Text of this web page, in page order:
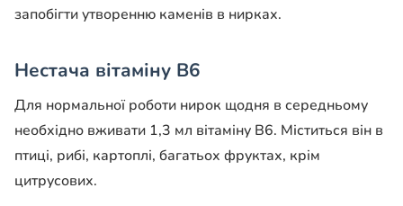
запобігти утворенню каменів в нирках.
Нестача вітаміну В6
Для нормальної роботи нирок щодня в середньому
необхідно вживати 1,3 мл вітаміну В6. Міститься він в
птиці, рибі, картоплі, багатьох фруктах, крім
цитрусових.